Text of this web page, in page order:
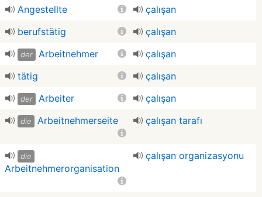
Angestellte
çalışan
berufstätig
çalışan
der Arbeitnehmer
çalışan
tätig
çalışan
der Arbeiter çalışan
die Arbeitnehmerseite çalışan tarafı
die
Arbeitnehmerorganisation
çalışan organizasyonu